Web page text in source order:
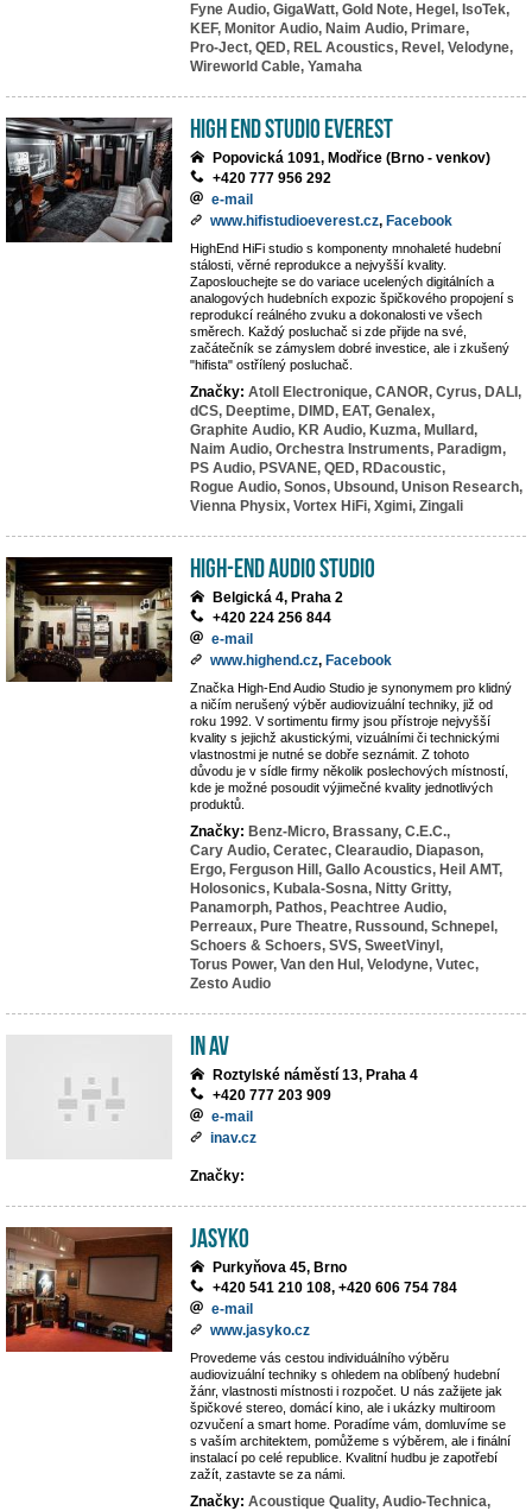
Fyne Audio, GigaWatt, Gold Note, Hegel, IsoTek,
KEF, Monitor Audio, Naim Audio, Primare,
Pro-Ject, QED, REL Acoustics, Revel, Velodyne,
Wireworld Cable, Yamaha
High End Studio EVEREST
Popovická 1091, Modřice (Brno - venkov)
+420 777 956 292
e-mail
www.hifistudioeverest.cz, Facebook
HighEnd HiFi studio s komponenty mnohaleté hudební
stálosti, věrné reprodukce a nejvyšší kvality.
Zaposlouchejte se do variace ucelených digitálních a
analogových hudebních expozic špičkového propojení s
reprodukcí reálného zvuku a dokonalosti ve všech
směrech. Každý posluchač si zde přijde na své,
začátečník se zámyslem dobré investice, ale i zkušený
"hifista" ostřílený posluchač.
Značky: Atoll Electronique, CANOR, Cyrus, DALI,
dCS, Deeptime, DIMD, EAT, Genalex,
Graphite Audio, KR Audio, Kuzma, Mullard,
Naim Audio, Orchestra Instruments, Paradigm,
PS Audio, PSVANE, QED, RDacoustic,
Rogue Audio, Sonos, Ubsound, Unison Research,
Vienna Physix, Vortex HiFi, Xgimi, Zingali
High-End Audio Studio
Belgická 4, Praha 2
+420 224 256 844
e-mail
www.highend.cz, Facebook
Značka High-End Audio Studio je synonymem pro klidný
a ničím nerušený výběr audiovizuální techniky, již od
roku 1992. V sortimentu firmy jsou přístroje nejvyšší
kvality s jejichž akustickými, vizuálními či technickými
vlastnostmi je nutné se dobře seznámit. Z tohoto
důvodu je v sídle firmy několik poslechových místností,
kde je možné posoudit výjimečné kvality jednotlivých
produktů.
Značky: Benz-Micro, Brassany, C.E.C.,
Cary Audio, Ceratec, Clearaudio, Diapason,
Ergo, Ferguson Hill, Gallo Acoustics, Heil AMT,
Holosonics, Kubala-Sosna, Nitty Gritty,
Panamorph, Pathos, Peachtree Audio,
Perreaux, Pure Theatre, Russound, Schnepel,
Schoers & Schoers, SVS, SweetVinyl,
Torus Power, Van den Hul, Velodyne, Vutec,
Zesto Audio
IN AV
Roztylské náměstí 13, Praha 4
+420 777 203 909
e-mail
inav.cz
Značky:
JASYKO
Purkyňova 45, Brno
+420 541 210 108, +420 606 754 784
e-mail
www.jasyko.cz
Provedeme vás cestou individuálního výběru
audiovizuální techniky s ohledem na oblíbený hudební
žánr, vlastnosti místnosti i rozpočet. U nás zažijete jak
špičkové stereo, domácí kino, ale i ukázky multiroom
ozvučení a smart home. Poradíme vám, domluvíme se
s vaším architektem, pomůžeme s výběrem, ale i finální
instalací po celé republice. Kvalitní hudbu je zapotřebí
zažít, zastavte se za námi.
Značky: Acoustique Quality, Audio-Technica,